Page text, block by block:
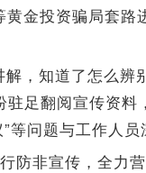
黄金投资骗局套路
，知道了怎么辨
足翻阅宣传资料
问题与工作人员
防非宣传，全力